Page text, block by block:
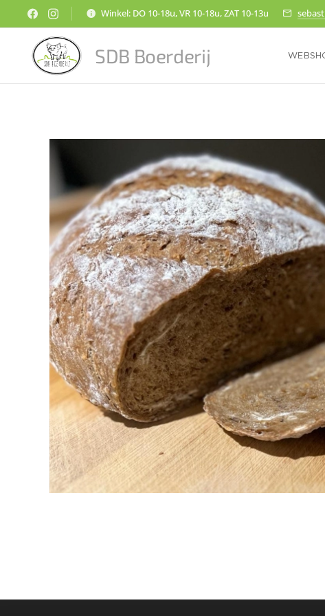
Winkel: DO 10-18u, VR 10-18u, ZAT 10-13u
SDB Boerderij